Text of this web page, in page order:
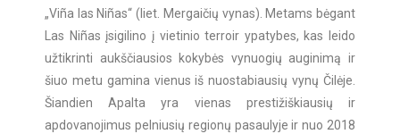
„Viña las Niñas“ (liet. Mergaičių vynas). Metams bėgant
Las Niñas įsigilino į vietinio terroir ypatybes, kas leido
užtikrinti aukščiausios kokybės vynuogių auginimą ir
šiuo metu gamina vienus iš nuostabiausių vynų Čilėje.
Šiandien Apalta yra vienas prestižiškiausių ir
apdovanojimus pelniusių regionų pasaulyje ir nuo 2018